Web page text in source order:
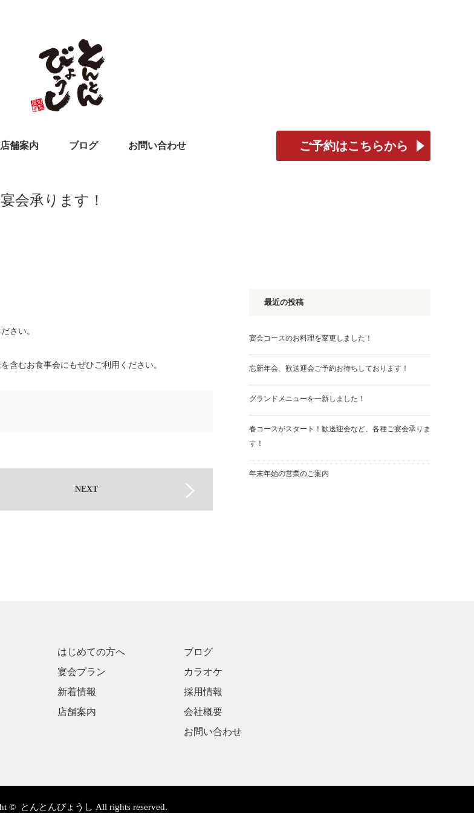
店舗案内 ブログ お問い合わせ ご予約はこちらから
会承ります！
さい。
含むお食事会にもぜひご利用ください。
NEXT
最近の投稿
宴会コースのお料理を変更しました！
忘新年会、歓送迎会ご予約お待ちしております！
グランドメニューを一新しました！
春コースがスタート！歓送迎会など、各種ご宴会承りま
す！
年末年始の営業のご案内
はじめての方へ
宴会プラン
新着情報
店舗案内
ブログ
カラオケ
採用情報
会社概要
お問い合わせ
© とんとんびょうし All rights reserved.